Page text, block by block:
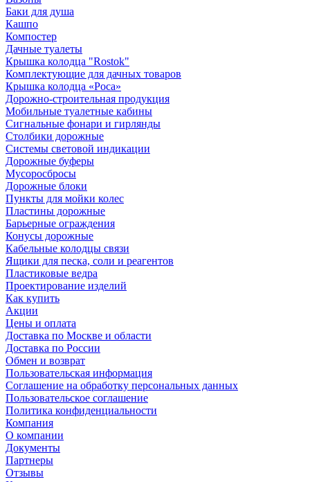
Баки для душа
Кашпо
Компостер
Дачные туалеты
Крышка колодца "Rostok"
Комплектующие для дачных товаров
Крышка колодца «Роса»
Дорожно-строительная продукция
Мобильные туалетные кабины
Сигнальные фонари и гирлянды
Столбики дорожные
Системы световой индикации
Дорожные буферы
Мусоросбросы
Дорожные блоки
Пункты для мойки колес
Пластины дорожные
Барьерные ограждения
Конусы дорожные
Кабельные колодцы связи
Ящики для песка, соли и реагентов
Пластиковые ведра
Проектирование изделий
Как купить
Акции
Цены и оплата
Доставка по Москве и области
Доставка по России
Обмен и возврат
Пользовательская информация
Соглашение на обработку персональных данных
Пользовательское соглашение
Политика конфиденциальности
Компания
О компании
Документы
Партнеры
Отзывы